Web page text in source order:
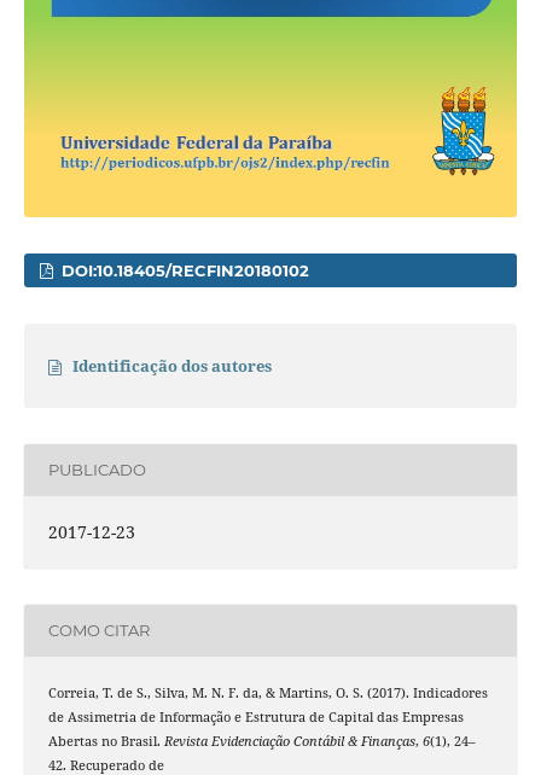
DOI:10.18405/RECFIN20180102
Identificação dos autores
PUBLICADO
2017-12-23
COMO CITAR
Correia, T. de S., Silva, M. N. F. da, & Martins, O. S. (2017). Indicadores
de Assimetria de Informação e Estrutura de Capital das Empresas
Abertas no Brasil. Revista Evidenciação Contábil & Finanças, 6(1), 24–
42. Recuperado de